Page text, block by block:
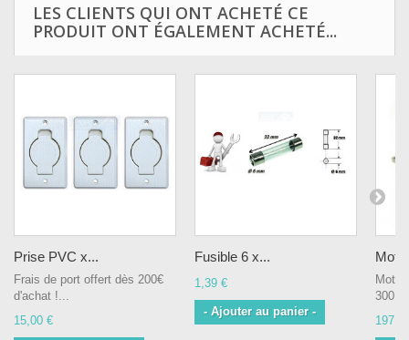
LES CLIENTS QUI ONT ACHETÉ CE
PRODUIT ONT ÉGALEMENT ACHETÉ...
Prise PVC x...
Frais de port offert dès 200€
d'achat !...
15,00 €
Fusible 6 x...
1,39 €
- Ajouter au panier -